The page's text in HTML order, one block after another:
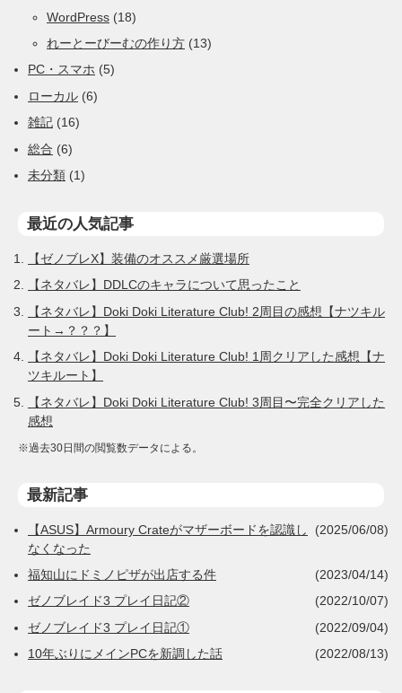
WordPress (18)
れーとーびーむの作り方 (13)
PC・スマホ (5)
ローカル (6)
雑記 (16)
総合 (6)
未分類 (1)
最近の人気記事
【ゼノブレX】装備のオススメ厳選場所
【ネタバレ】DDLCのキャラについて思ったこと
【ネタバレ】Doki Doki Literature Club! 2周目の感想【ナツキル
ート→？？？】
【ネタバレ】Doki Doki Literature Club! 1周クリアした感想【ナ
ツキルート】
【ネタバレ】Doki Doki Literature Club! 3周目〜完全クリアした
感想
※過去30日間の閲覧数データによる。
最新記事
(2025/06/08)
【ASUS】Armoury Crateがマザーボードを認識し
なくなった
(2023/04/14)
福知山にドミノピザが出店する件
(2022/10/07)
ゼノブレイド3 プレイ日記②
(2022/09/04)
ゼノブレイド3 プレイ日記①
(2022/08/13)
10年ぶりにメインPCを新調した話